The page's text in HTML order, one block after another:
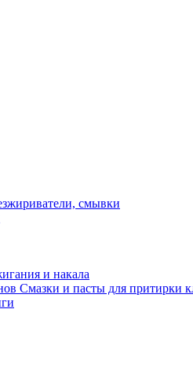
и накала
Смазки и пасты для притирки